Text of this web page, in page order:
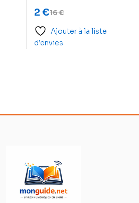
16€
2 €
Ajouter à la liste
d’envies